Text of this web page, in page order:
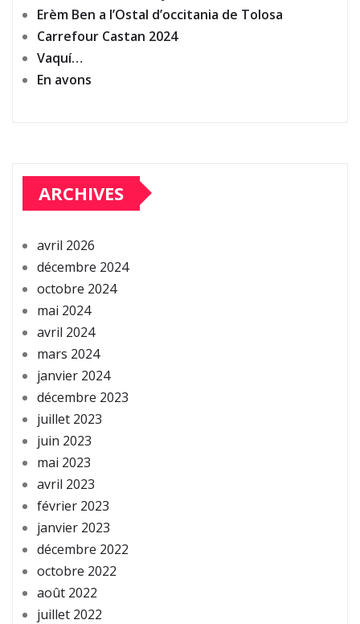
Erèm Ben a l’Ostal d’occitania de Tolosa
Carrefour Castan 2024
Vaquí…
En avons
ARCHIVES
avril 2026
décembre 2024
octobre 2024
mai 2024
avril 2024
mars 2024
janvier 2024
décembre 2023
juillet 2023
juin 2023
mai 2023
avril 2023
février 2023
janvier 2023
décembre 2022
octobre 2022
août 2022
juillet 2022